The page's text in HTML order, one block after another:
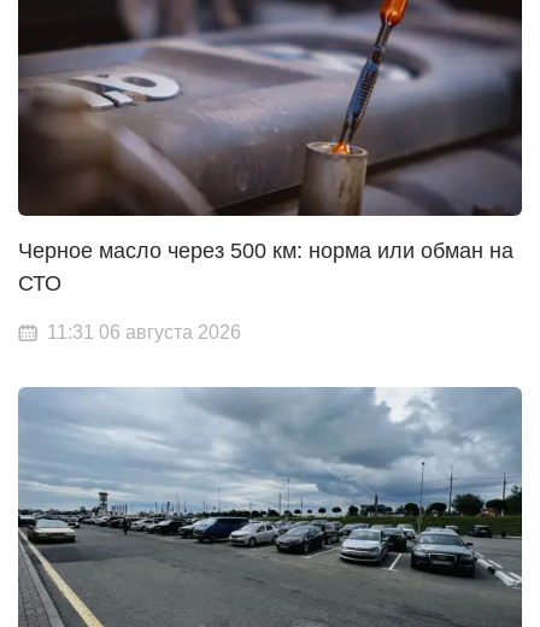
Черное масло через 500 км: норма или обман на
СТО
11:31 06 августа 2026